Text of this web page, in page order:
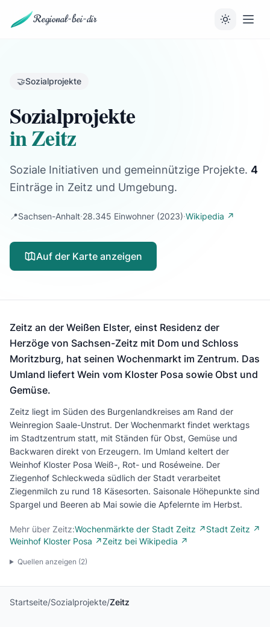
Regional-bei-dir
🤝Sozialprojekte
Sozialprojekte
in Zeitz
Soziale Initiativen und gemeinnützige Projekte. 4
Einträge in Zeitz und Umgebung.
📍Sachsen-Anhalt·28.345 Einwohner (2023)·Wikipedia ↗
Auf der Karte anzeigen
Zeitz an der Weißen Elster, einst Residenz der
Herzöge von Sachsen-Zeitz mit Dom und Schloss
Moritzburg, hat seinen Wochenmarkt im Zentrum. Das
Umland liefert Wein vom Kloster Posa sowie Obst und
Gemüse.
Zeitz liegt im Süden des Burgenlandkreises am Rand der
Weinregion Saale-Unstrut. Der Wochenmarkt findet werktags
im Stadtzentrum statt, mit Ständen für Obst, Gemüse und
Backwaren direkt von Erzeugern. Im Umland keltert der
Weinhof Kloster Posa Weiß-, Rot- und Roséweine. Der
Ziegenhof Schleckweda südlich der Stadt verarbeitet
Ziegenmilch zu rund 18 Käsesorten. Saisonale Höhepunkte sind
Spargel und Beeren ab Mai sowie die Apfelernte im Herbst.
Mehr über Zeitz:Wochenmärkte der Stadt Zeitz ↗Stadt Zeitz ↗
Weinhof Kloster Posa ↗Zeitz bei Wikipedia ↗
Quellen anzeigen (2)
Startseite/Sozialprojekte/Zeitz